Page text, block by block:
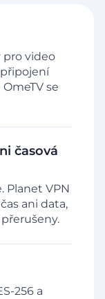
video
se
časová
Planet VPN
ani data,
256 a